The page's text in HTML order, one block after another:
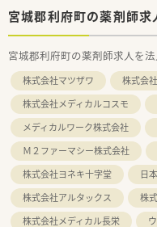
宮城郡利府町の薬剤師
宮城郡利府町の薬剤師求人を
株式会社マツザワ
株式会
株式会社メディカルコスモ
メディカルワーク株式会社
Ｍ２ファーマシー株式会社
株式会社ヨネキ十字堂
日
株式会社アルタックス
株
株式会社メディカル長栄